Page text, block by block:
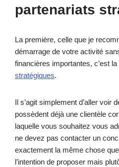
partenariats
La première, celle que je
démarrage de votre activité
financières importantes, c’est la
stratégiques.
Il s’agit simplement d’aller voir
possèdent déjà une clientèle
laquelle vous souhaitez vous
ne devez pas contacter un
exactement la même chose
l’intention de proposer mais